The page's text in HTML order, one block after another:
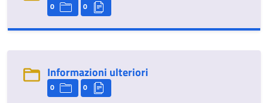
0 0
Informazioni ulteriori
0 0